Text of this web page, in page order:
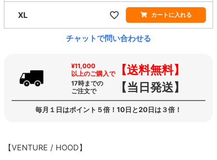
XL カートに入れる
チャットで問い合わせる
¥11,000
以上のご購入で【送料無料】
17時までの
ご注文で
【当日発送】
毎月１日はポイント５倍！10日と20日は３倍！
【VENTURE / HOOD】